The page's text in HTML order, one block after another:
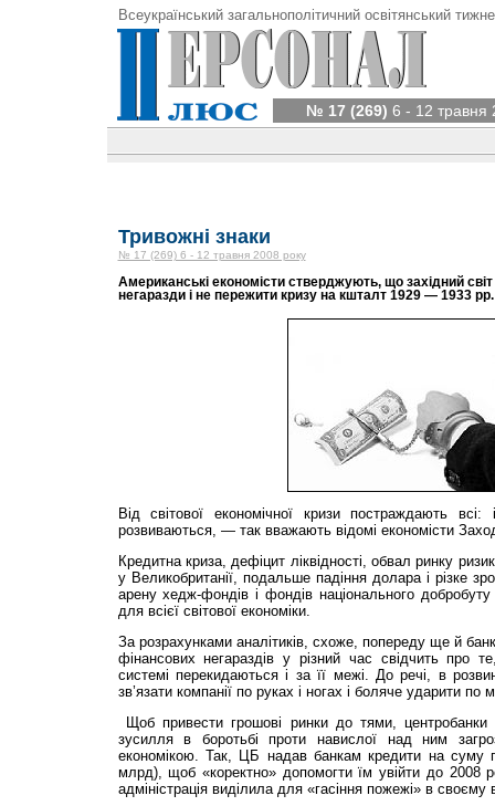
Всеукраїнський загальнополітичний освітянський
№ 17 (269) 6 - 12 травня
Тривожні знаки
№ 17 (269) 6 - 12 травня 2008 року
Американські економісти стверджують, що західний
негаразди і не пережити кризу на кшталт 1929 — 1933 рр.
Від світової економічної кризи постраждають
розвиваються, — так вважають відомі економісти
Кредитна криза, дефіцит ліквідності, обвал ринку
у Великобританії, подальше падіння долара і різке
арену хедж-фондів і фондів національного
для всієї світової економіки.
За розрахунками аналітиків, схоже, попереду ще й
фінансових негараздів у різний час свідчить про
системі перекидаються і за її межі. До речі, в
зв’язати компанії по руках і ногах і боляче ударити по
Щоб привести грошові ринки до тями, центробанки
зусилля в боротьбі проти навислої над ним
економікою. Так, ЦБ надав банкам кредити на суму
млрд), щоб «коректно» допомогти їм увійти до 2008
адміністрація виділила для «гасіння пожежі» в